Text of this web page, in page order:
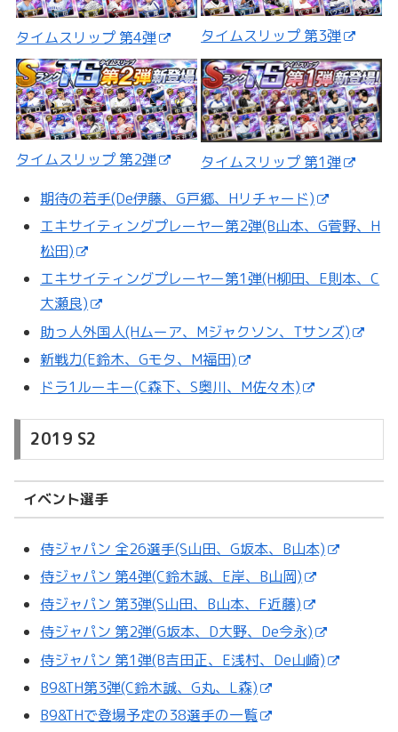
タイムスリップ 第4弾 タイムスリップ 第3弾
タイムスリップ 第2弾
タイムスリップ 第1弾
期待の若手(De伊藤、G戸郷、Hリチャード)
エキサイティングプレーヤー第2弾(B山本、G菅野、H
松田)
エキサイティングプレーヤー第1弾(H柳田、E則本、C
大瀬良)
助っ人外国人(Hムーア、Mジャクソン、Tサンズ)
新戦力(E鈴木、Gモタ、M福田)
ドラ1ルーキー(C森下、S奥川、M佐々木)
2019 S2
イベント選手
侍ジャパン 全26選手(S山田、G坂本、B山本)
侍ジャパン 第4弾(C鈴木誠、E岸、B山岡)
侍ジャパン 第3弾(S山田、B山本、F近藤)
侍ジャパン 第2弾(G坂本、D大野、De今永)
侍ジャパン 第1弾(B吉田正、E浅村、De山崎)
B9&TH第3弾(C鈴木誠、G丸、L森)
B9&THで登場予定の38選手の一覧